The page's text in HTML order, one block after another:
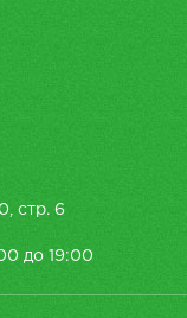
cтр. 6
до 19:00